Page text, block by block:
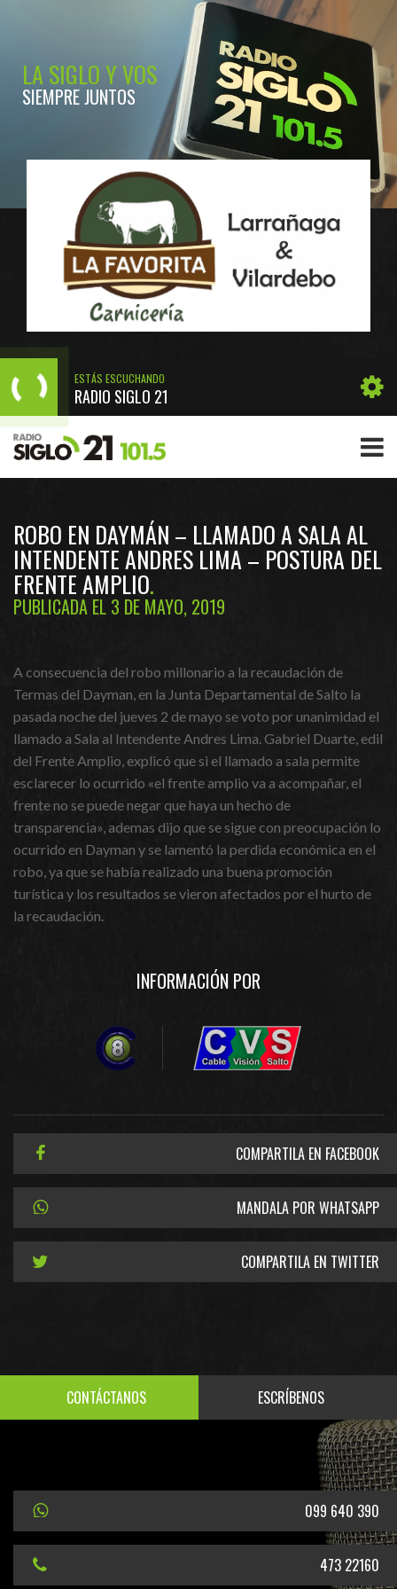
LA SIGLO Y VOS
SIEMPRE JUNTOS
ESTÁS ESCUCHANDO
RADIO SIGLO 21
ROBO EN DAYMÁN – LLAMADO A SALA AL
INTENDENTE ANDRES LIMA – POSTURA DEL
FRENTE AMPLIO
PUBLICADA EL 3 DE MAYO, 2019
A consecuencia del robo millonario a la recaudación de
Termas del Dayman, en la Junta Departamental de Salto la
pasada noche del jueves 2 de mayo se voto por unanimidad el
llamado a Sala al Intendente Andres Lima. Gabriel Duarte, edil
del Frente Amplio, explicó que si el llamado a sala permite
esclarecer lo ocurrido «el frente amplio va a acompañar, el
frente no se puede negar que haya un hecho de
transparencia», ademas dijo que se sigue con preocupación lo
ocurrido en Dayman y se lamentó la perdida económica en el
robo, ya que se había realizado una buena promoción
turística y los resultados se vieron afectados por el hurto de
la recaudación.
INFORMACIÓN POR
COMPARTILA EN FACEBOOK
MANDALA POR WHATSAPP
COMPARTILA EN TWITTER
CONTÁCTANOS ESCRÍBENOS
099 640 390
473 22160